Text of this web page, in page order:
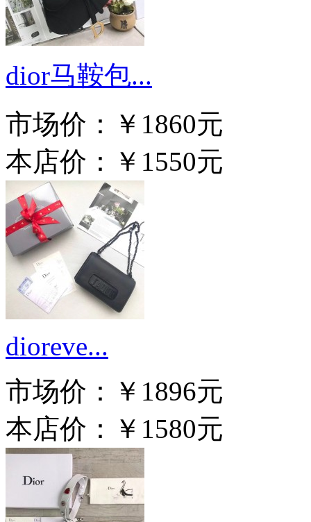
dior马鞍包...
市场价：
￥1860元
本店价：
￥1550元
dioreve...
市场价：
￥1896元
本店价：
￥1580元